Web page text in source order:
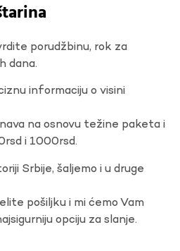
porudžbinu, rok za
dana.
informaciju o visini
na osnovu težine paketa i
i 1000rsd.
Srbije, šaljemo i u druge
pošiljku i mi ćemo Vam
opciju za slanje.